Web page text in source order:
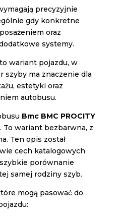
precyzyjnie
gdy konkretne
oraz
systemy.
wariant pojazdu, w
szyby ma znaczenie dla
estetyki oraz
autobusu.
Bmc BMC PROCITY
. To wariant bezbarwna, z
Ten opis został
cech katalogowych
porównanie
samej rodziny szyb.
mogą pasować do